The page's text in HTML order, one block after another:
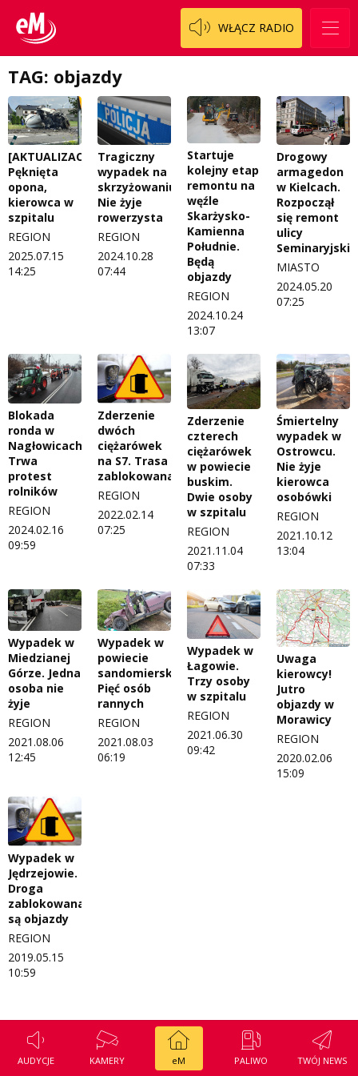
WŁĄCZ RADIO
Tak wierzę
Weekend z blondynką
W starych Kielcach
Wszystko w temacie
Regulamin konkursu Zwierzak naszej klasy
Polityka prywatności
ZNAJDZIESZ NAS TAKŻE NA
AUDYCJE KAMERY eM PALIWO TWÓJ NEWS
TAG: objazdy
[AKTUALIZACJA]
Pęknięta
opona,
kierowca w
szpitalu
REGION
2025.07.15
14:25
Tragiczny
wypadek na
skrzyżowaniu.
Nie żyje
rowerzysta
REGION
2024.10.28
07:44
Startuje
kolejny etap
remontu na
węźle
Skarżysko-
Kamienna
Południe.
Będą
objazdy
REGION
2024.10.24
13:07
Drogowy
armagedon
w Kielcach.
Rozpoczął
się remont
ulicy
MIASTO
2024.05.20
07:25
Blokada
ronda w
Nagłowicach.
Trwa
protest
rolników
REGION
2024.02.16
09:59
Zderzenie
dwóch
ciężarówek
na S7. Trasa
zablokowana
REGION
2022.02.14
07:25
Zderzenie
czterech
ciężarówek
w powiecie
buskim.
Dwie osoby
w szpitalu
REGION
2021.11.04
07:33
Śmiertelny
wypadek w
Ostrowcu.
Nie żyje
kierowca
osobówki
REGION
2021.10.12
13:04
Wypadek w
Miedzianej
Górze. Jedna
osoba nie
żyje
REGION
2021.08.06
12:45
Wypadek w
powiecie
sandomierskim.
Pięć osób
rannych
REGION
2021.08.03
06:19
Wypadek w
Łagowie.
Trzy osoby
w szpitalu
REGION
2021.06.30
09:42
Uwaga
kierowcy!
Jutro
objazdy w
Morawicy
REGION
2020.02.06
15:09
Wypadek w
Jędrzejowie.
Droga
zablokowana,
są objazdy
REGION
2019.05.15
10:59